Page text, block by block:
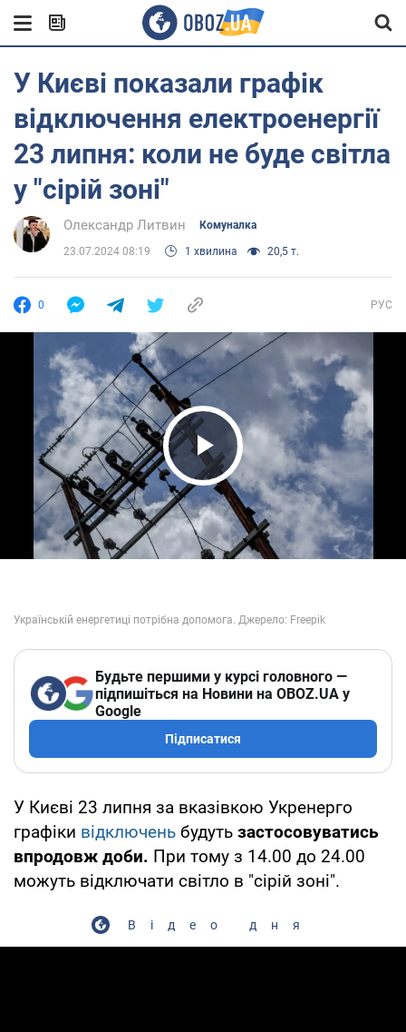
У Києві показали графік
відключення електроенергії
23 липня: коли не буде світла
у "сірій зоні"
Олександр Литвин Комуналка
23.07.2024 08:19 1 хвилина 20,5 т.
0 РУС
Play Video
Будьте першими у курсі головного —
підпишіться на Новини на OBOZ.UA у
Google
Підписатися
У Києві 23 липня за вказівкою Укренерго
графіки відключень будуть застосовуватись
впродовж доби. При тому з 14.00 до 24.00
можуть відключати світло в "сірій зоні".
Відео дня